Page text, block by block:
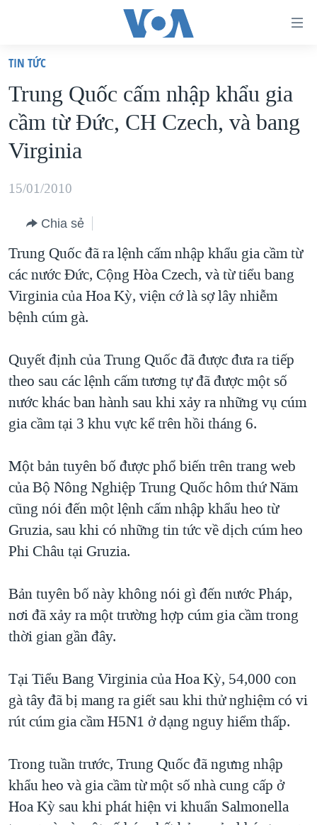
truy
cập
Tới
nội
chính
hướng
chính
Đi
tới
VIỆT NAM
HOA KỲ
BIỂN ĐÔNG
THẾ GIỚI
DIỄN ĐÀN
MỤC
TỰ DO BÁO CHÍ
VẠCH TRẦN TIN GIẢ
ĐỜI SỐNG
KINH TẾ
KHOA HỌC
SỨC KHOẺ
VĂN HOÁ
THỂ THAO
GIÁO DỤC
CHUYÊN ĐỀ
CHIẾN TRANH THƯƠNG MẠI CỦA MỸ: QUÁ KHỨ VÀ HIỆN
TẠI
MỘT NĂM CHIẾN TRANH TẠI DẢI GAZA
GIẢI MÃ VÀNH ĐAI & CON ĐƯỜNG
NGÀY TỊ NẠN THẾ GIỚI
GROUND ZERO – XƯA VÀ NAY
CHI PHÍ CHIẾN TRANH AFGHANISTAN
CÁC GIÁ TRỊ CỘNG HÒA Ở VIỆT NAM
THƯỢNG ĐỈNH TRUMP-KIM TẠI VIỆT NAM
NGƯ DÂN VIỆT VÀ LÀN SÓNG TRỘM HẢI SÂM
BÊN KIA QUỐC LỘ: TIẾNG VỌNG TỪ NÔNG THÔN MỸ
HỌC TIẾNG ANH
NGHE
MẠNG XÃ HỘI
Ngôn ngữ khác
TIN TỨC
Trung Quốc cấm nhập khẩu gia
cầm từ Đức, CH Czech, và bang
Virginia
15/01/2010
Chia sẻ
Trung Quốc đã ra lệnh cấm nhập khẩu gia cầm từ
các nước Đức, Cộng Hòa Czech, và từ tiểu bang
Virginia của Hoa Kỳ, viện cớ là sợ lây nhiễm
bệnh cúm gà.
Quyết định của Trung Quốc đã được đưa ra tiếp
theo sau các lệnh cấm tương tự đã được một số
nước khác ban hành sau khi xảy ra những vụ cúm
gia cầm tại 3 khu vực kể trên hồi tháng 6.
Một bản tuyên bố được phổ biến trên trang web
của Bộ Nông Nghiệp Trung Quốc hôm thứ Năm
cũng nói đến một lệnh cấm nhập khẩu heo từ
Gruzia, sau khi có những tin tức về dịch cúm heo
Phi Châu tại Gruzia.
Bản tuyên bố này không nói gì đến nước Pháp,
nơi đã xảy ra một trường hợp cúm gia cầm trong
thời gian gần đây.
Tại Tiểu Bang Virginia của Hoa Kỳ, 54,000 con
gà tây đã bị mang ra giết sau khi thử nghiệm có vi
rút cúm gia cầm H5N1 ở dạng nguy hiểm thấp.
Trong tuần trước, Trung Quốc đã ngưng nhập
khẩu heo và gia cầm từ một số nhà cung cấp ở
Hoa Kỳ sau khi phát hiện vi khuẩn Salmonella